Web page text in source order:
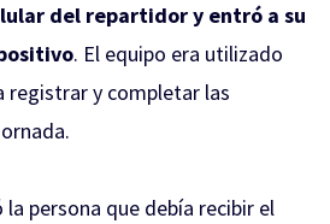
del repartidor y entró a su
. El equipo era utilizado
registrar y completar las
persona que debía recibir el